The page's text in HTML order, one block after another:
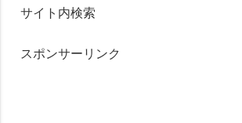
サイト内検索
スポンサーリンク